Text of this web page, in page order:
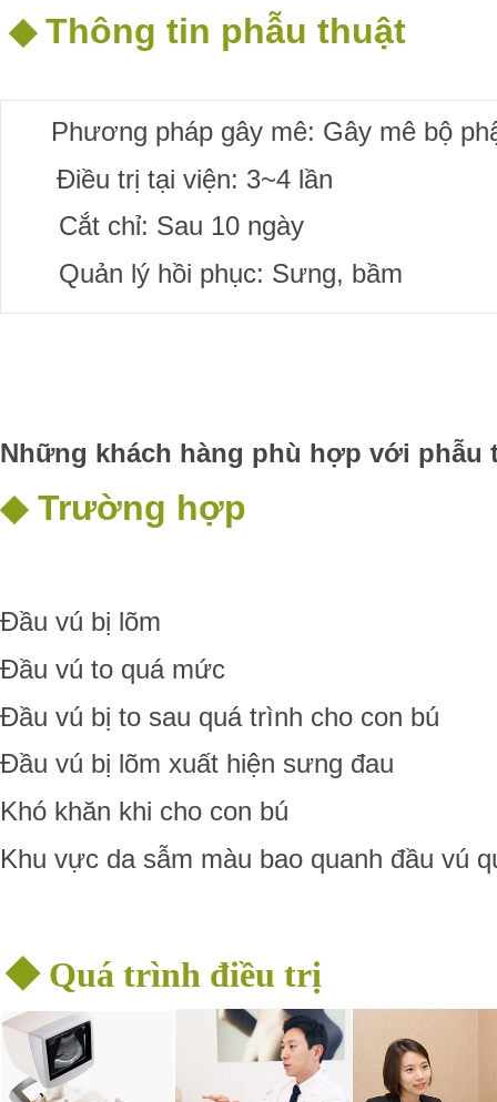
◆Thông tin phẫu thuật
Phương pháp gây mê: Gây mê bộ
Điều trị tại viện: 3~4 lần
Cắt chỉ: Sau 10 ngày
Quản lý hồi phục: Sưng, bầm
Những khách hàng phù hợp với
◆ Trường hợp
Đầu vú bị lõm
Đầu vú to quá mức
Đầu vú bị to sau quá trình cho con bú
Đầu vú bị lõm xuất hiện sưng đau
Khó khăn khi cho con bú
Khu vực da sẫm màu bao quanh đầu vú
◆ Quá trình điều trị